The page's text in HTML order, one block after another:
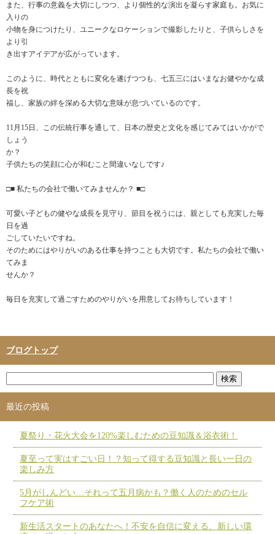
また、行事の意義を大切にしつつ、より個性的な演出を凝らす家庭も。お気に
入りの
小物を身につけたり、ユニークなロケーションで撮影したりと、子供らしさを
より引
き出すアイデアが広がっています。
このように、時代とともに変化を遂げつつも、七五三にはいまなお健やかな成
長を祝
福し、家族の絆を深める大切な意味が息づいているのです。
11月15日、この伝統行事を通して、日本の歴史と文化を感じてみてはいかがで
しょう
か？
子供たちの笑顔に心が和むこと間違いなしです♪
□■ 私たちの会社で働いてみませんか？ ■□
可愛い子どもの健やな成長を見守り、節目を祝うには、親としても充実した毎
日を過
ごしていたいですね。
そのためにはやりがいのある仕事を持つことも大切です。私たちの会社で働い
てみま
せんか？
毎日を充実して過ごすためのやりがいを用意してお待ちしています！
ブログトップ
最近の投稿
夏祭り・花火大会を120%楽しむための豆知識＆浴衣術！
夏至って実はすごい日！？知って得する豆知識と長い一日の
楽しみ方
5月がしんどい…それって五月病かも？働く人のためのセル
フケア術
新生活スタートのあなたへ！不安を自信に変える、新しい環